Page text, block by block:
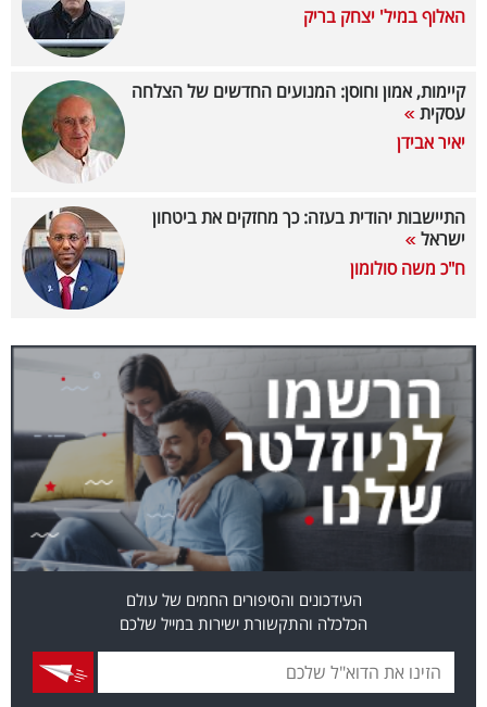
40
שיתופי
ניוזלטרים
מייל
אדום
אחרינו:
האלוף במיל' יצחק בריק
קיימות, אמון וחוסן: המנועים החדשים של הצלחה
עסקית
יאיר אבידן
התיישבות יהודית בעזה: כך מחזקים את ביטחון
ישראל
ח"כ משה סולומון
העידכונים והסיפורים החמים של עולם
הכלכלה והתקשורת ישירות במייל שלכם